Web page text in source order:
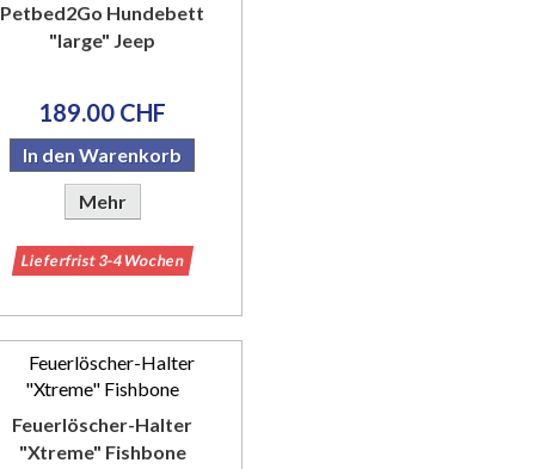
Petbed2Go Hundebett
"large" Jeep
189.00 CHF
In den Warenkorb
Mehr
Lieferfrist 3-4 Wochen
Feuerlöscher-Halter
"Xtreme" Fishbone